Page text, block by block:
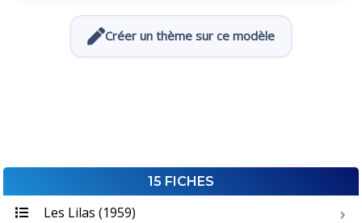
Créer un thème sur ce modèle
15 FICHES
Les Lilas (1959)